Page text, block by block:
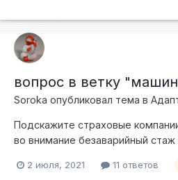
вопрос в ветку
Soroka опубликовал тема в
Подскажите страховые
во внимание безаварийный
2 июля, 2021 11 ответов